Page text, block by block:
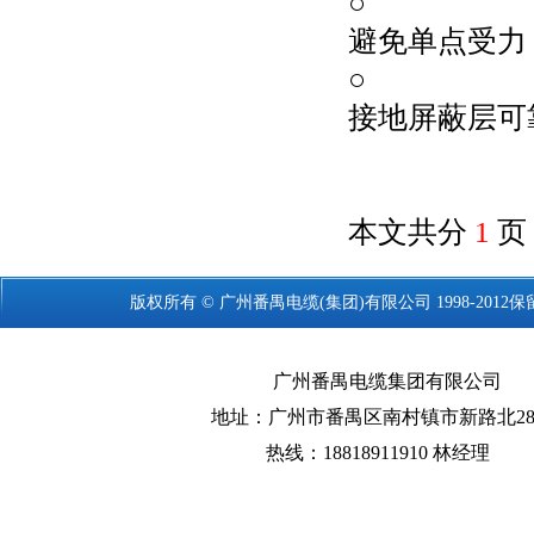
避免单点受
○
接地屏蔽层
本文共分 1 页
版权所有 © 广州 番禺电缆(集团)有限公司 1998-2012保
广州番禺电缆集团有限公司
地址：广州市番禺区南村镇市新路北
热线：18818911910 林经理